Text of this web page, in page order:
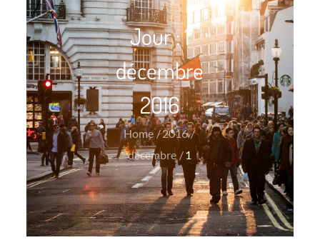
Jour :1
décembre
2016
Home
2016
décembre
1